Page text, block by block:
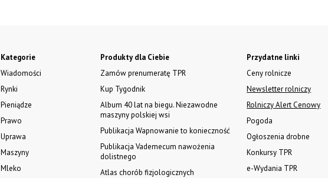
Kategorie
Wiadomości
Rynki
Pieniądze
Prawo
Uprawa
Maszyny
Mleko
Produkty dla Ciebie
Zamów prenumeratę TPR
Kup Tygodnik
Album 40 lat na biegu. Niezawodne
maszyny polskiej wsi
Publikacja Wapnowanie to konieczność
Publikacja Vademecum nawożenia
dolistnego
Atlas chorób fizjologicznych
Przydatne linki
Ceny rolnicze
Newsletter rolniczy
Rolniczy Alert Cenowy
Pogoda
Ogłoszenia drobne
Konkursy TPR
e-Wydania TPR